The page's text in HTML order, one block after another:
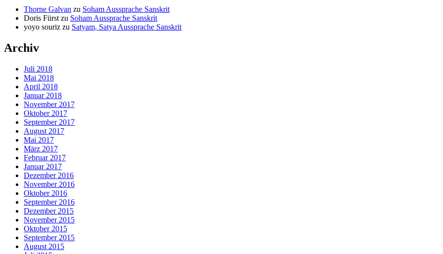
Thorne Galvan zu Soham Aussprache Sanskrit
Doris Fürst zu Soham Aussprache Sanskrit
yoyo souriz zu Satyam, Satya Aussprache Sanskrit
Archiv
Juli 2018
Mai 2018
April 2018
Januar 2018
November 2017
Oktober 2017
September 2017
August 2017
Mai 2017
März 2017
Februar 2017
Januar 2017
Dezember 2016
November 2016
Oktober 2016
September 2016
Dezember 2015
November 2015
Oktober 2015
September 2015
August 2015